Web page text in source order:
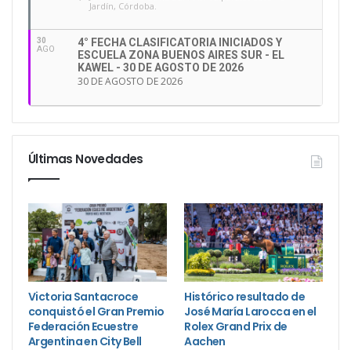
Jardín, Córdoba.
30
AGO
4° FECHA CLASIFICATORIA INICIADOS Y
ESCUELA ZONA BUENOS AIRES SUR - EL
KAWEL - 30 DE AGOSTO DE 2026
30 DE AGOSTO DE 2026
Últimas Novedades
Victoria Santacroce
conquistó el Gran Premio
Federación Ecuestre
Argentina en City Bell
Histórico resultado de
José María Larocca en el
Rolex Grand Prix de
Aachen